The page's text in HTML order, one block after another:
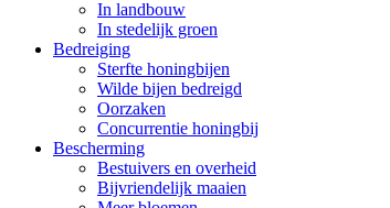
In landbouw
In stedelijk groen
Bedreiging
Sterfte honingbijen
Wilde bijen bedreigd
Oorzaken
Concurrentie honingbij
Bescherming
Bestuivers en overheid
Bijvriendelijk maaien